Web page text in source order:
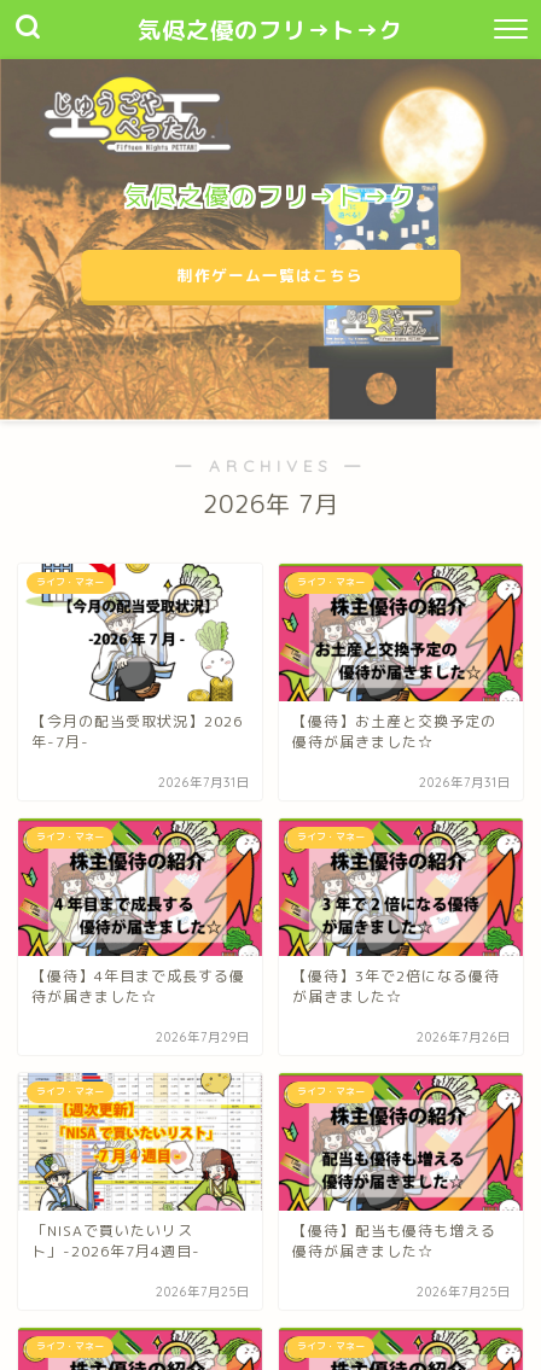
気侭之優のフリ→ト→ク
気侭之優のフリ→ト→ク
制作ゲーム一覧はこちら
― ARCHIVES ―
2026年 7月
ライフ・マネー
【今月の配当受取状況】2026
年-7月-
2026年7月31日
ライフ・マネー
【優待】お土産と交換予定の
優待が届きました☆
2026年7月31日
ライフ・マネー
【優待】4年目まで成長する優
待が届きました☆
2026年7月29日
ライフ・マネー
【優待】3年で2倍になる優待
が届きました☆
2026年7月26日
ライフ・マネー
「NISAで買いたいリス
ト」-2026年7月4週目-
2026年7月25日
ライフ・マネー
【優待】配当も優待も増える
優待が届きました☆
2026年7月25日
ライフ・マネー ライフ・マネー